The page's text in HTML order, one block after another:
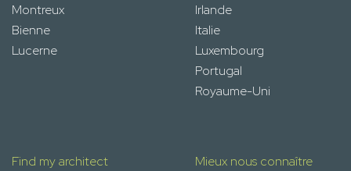
Montreux
Bienne
Lucerne
Irlande
Italie
Luxembourg
Portugal
Royaume-Uni
Find my architect Mieux nous connaître